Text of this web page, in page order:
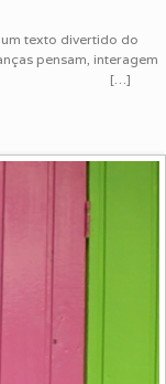
um texto divertido do
pensam, interagem
aqui! […]